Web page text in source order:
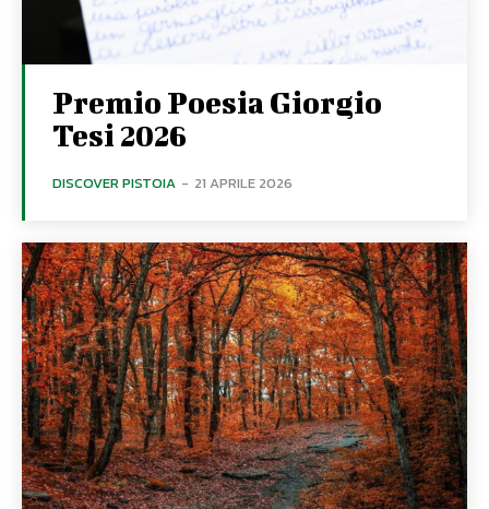
Premio Poesia Giorgio
Tesi 2026
DISCOVER PISTOIA - 21 APRILE 2026